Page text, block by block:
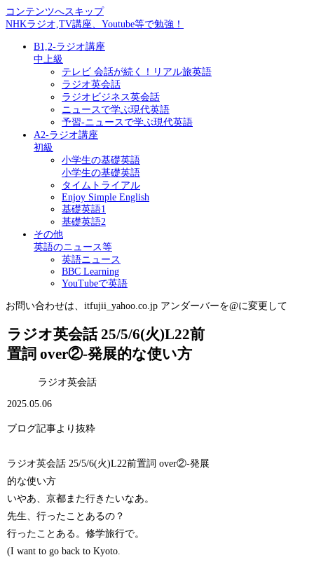
コンテンツへスキップ
NHKラジオ,TV講座、Youtube等で勉強！
B1,2-ラジオ講座
中上級
テレビ 会話が続く！リアル旅英語
ラジオ英会話
ラジオビジネス英会話
ニュースで学ぶ現代英語
予習-ニュースで学ぶ現代英語
A2-ラジオ講座
初級
小学生の基礎英語
小学生の基礎英語
タイムトライアル
Enjoy Simple English
基礎英語1
基礎英語2
その他
英語のニュース等
英語ニュース
BBC Learning
YouTubeで英語
お問い合わせは、itfujii_yahoo.co.jp アンダーバーを@に変更して
ラジオ英会話 25/5/6(火)L22前
置詞 over②-発展的な使い方
ラジオ英会話
2025.05.06
ブログ記事より抜粋
ラジオ英会話 25/5/6(火)L22前置詞 over②-発展
的な使い方
いやあ、京都また行きたいなあ。
先生、行ったことあるの？
行ったことある。修学旅行で。
(I want to go back to Kyoto.